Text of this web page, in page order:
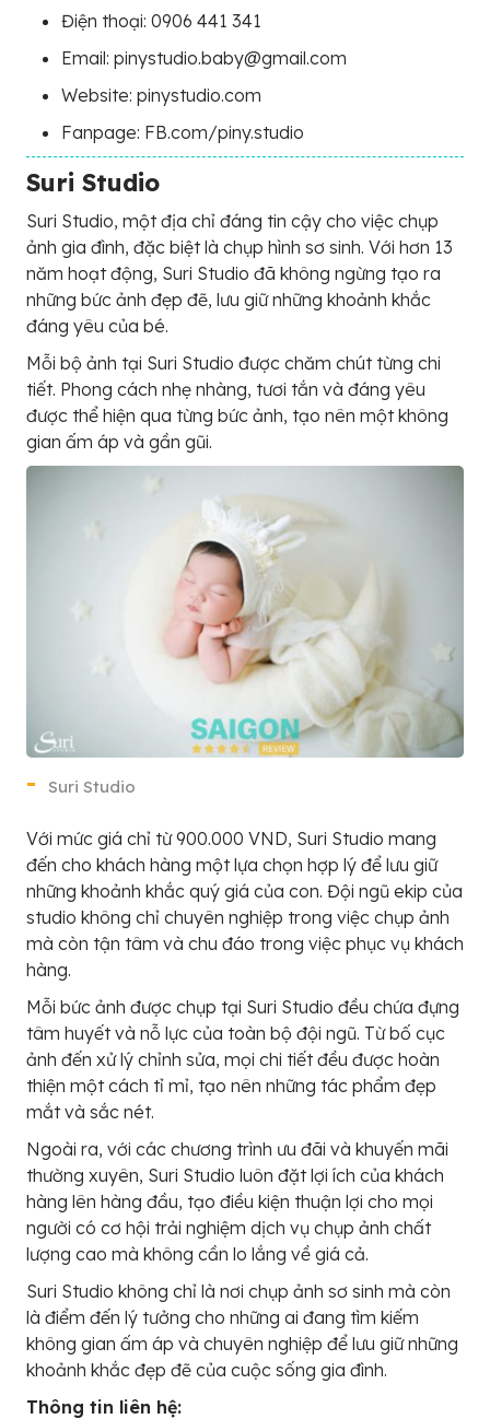
Điện thoại: 0906 441 341
Email: pinystudio.baby@gmail.com
Website: pinystudio.com
Fanpage: FB.com/piny.studio
Suri Studio
Suri Studio, một địa chỉ đáng tin cậy cho việc chụp
ảnh gia đình, đặc biệt là chụp hình sơ sinh. Với hơn 13
năm hoạt động, Suri Studio đã không ngừng tạo ra
những bức ảnh đẹp đẽ, lưu giữ những khoảnh khắc
đáng yêu của bé.
Mỗi bộ ảnh tại Suri Studio được chăm chút từng chi
tiết. Phong cách nhẹ nhàng, tươi tắn và đáng yêu
được thể hiện qua từng bức ảnh, tạo nên một không
gian ấm áp và gần gũi.
Suri Studio
Với mức giá chỉ từ 900.000 VND, Suri Studio mang
đến cho khách hàng một lựa chọn hợp lý để lưu giữ
những khoảnh khắc quý giá của con. Đội ngũ ekip của
studio không chỉ chuyên nghiệp trong việc chụp ảnh
mà còn tận tâm và chu đáo trong việc phục vụ khách
hàng.
Mỗi bức ảnh được chụp tại Suri Studio đều chứa đựng
tâm huyết và nỗ lực của toàn bộ đội ngũ. Từ bố cục
ảnh đến xử lý chỉnh sửa, mọi chi tiết đều được hoàn
thiện một cách tỉ mỉ, tạo nên những tác phẩm đẹp
mắt và sắc nét.
Ngoài ra, với các chương trình ưu đãi và khuyến mãi
thường xuyên, Suri Studio luôn đặt lợi ích của khách
hàng lên hàng đầu, tạo điều kiện thuận lợi cho mọi
người có cơ hội trải nghiệm dịch vụ chụp ảnh chất
lượng cao mà không cần lo lắng về giá cả.
Suri Studio không chỉ là nơi chụp ảnh sơ sinh mà còn
là điểm đến lý tưởng cho những ai đang tìm kiếm
không gian ấm áp và chuyên nghiệp để lưu giữ những
khoảnh khắc đẹp đẽ của cuộc sống gia đình.
Thông tin liên hệ: